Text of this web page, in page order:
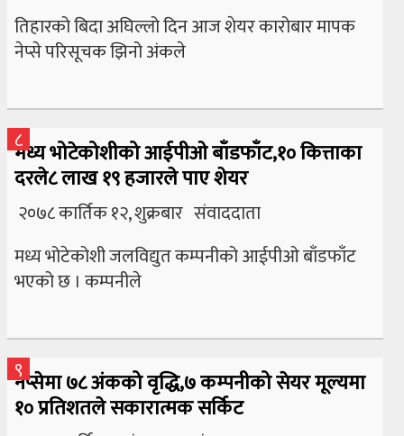
तिहारको बिदा अघिल्लो दिन आज शेयर कारोबार मापक
नेप्से परिसूचक झिनो अंकले
८
मध्य भोटेकोशीको आईपीओ बाँडफाँट,१० कित्ताका
दरले८ लाख १९ हजारले पाए शेयर
२०७८ कार्तिक १२, शुक्रबार संवाददाता
मध्य भोटेकोशी जलविद्युत कम्पनीको आईपीओ बाँडफाँट
भएको छ । कम्पनीले
९
नेप्सेमा ७८ अंकको वृद्धि,७ कम्पनीको सेयर मूल्यमा
१० प्रतिशतले सकारात्मक सर्किट